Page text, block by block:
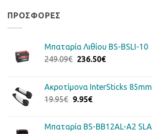
ΠΡΟΣΦΟΡΈΣ
Μπαταρία Λιθίου BS-BSLI-10
249.09€ Original
249.09€.
236.50€Η
είναι:
Ακροτίμονα InterSticks 85mm
19.95€ Original
19.95€.
9.95€Η
είναι:
Μπαταρία BS-BB12AL-A2 SLA